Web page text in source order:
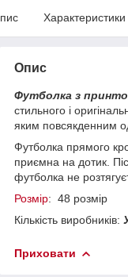
Характеристики
Опис
Футболка з
стильного і
яким повсякденним
Футболка прямого
приємна на дотик.
футболка не
Розмір: 48 розмір
Кількість виробників:
Приховати